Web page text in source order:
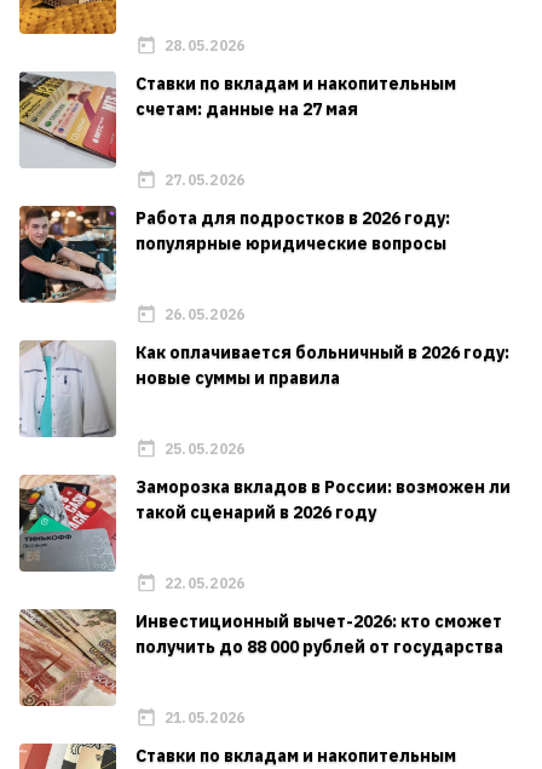
28.05.2026
Ставки по вкладам и накопительным
счетам: данные на 27 мая
27.05.2026
Работа для подростков в 2026 году:
популярные юридические вопросы
26.05.2026
Как оплачивается больничный в 2026 году:
новые суммы и правила
25.05.2026
Заморозка вкладов в России: возможен ли
такой сценарий в 2026 году
22.05.2026
Инвестиционный вычет-2026: кто сможет
получить до 88 000 рублей от государства
21.05.2026
Ставки по вкладам и накопительным